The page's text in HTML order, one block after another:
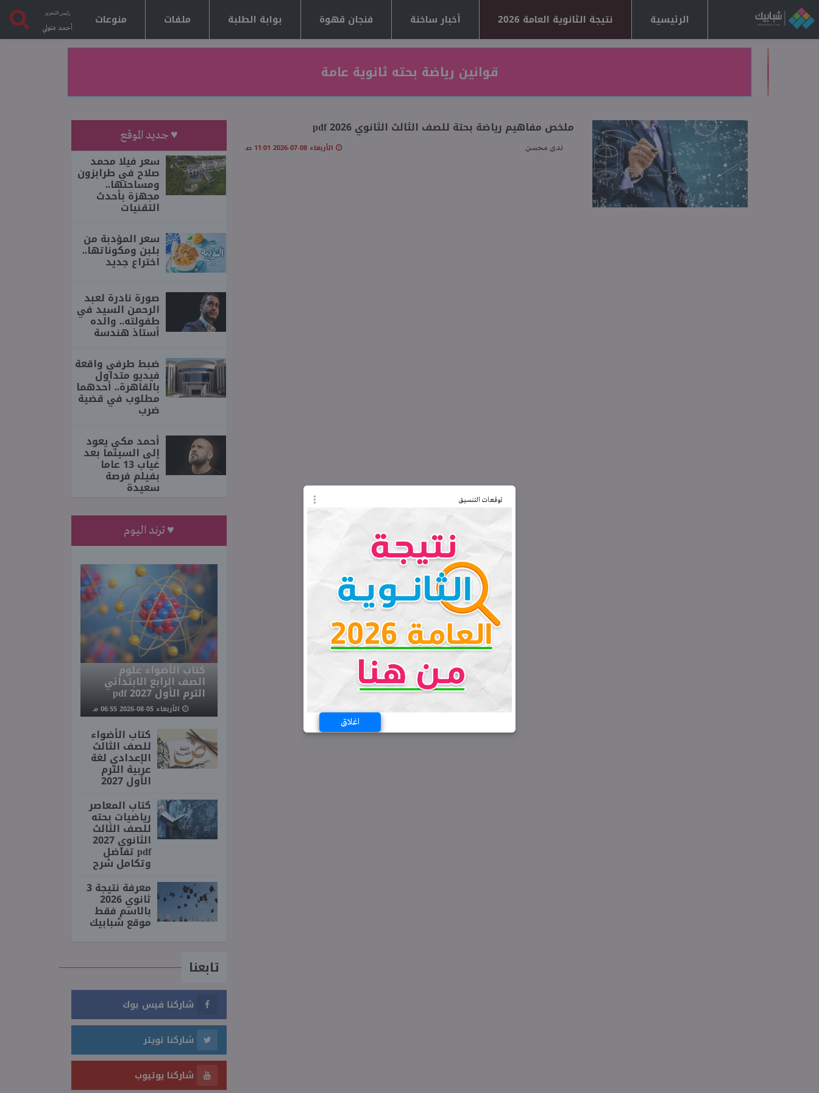
توقعات التنسيق
اغلاق
الرئيسية نتيجة الثانوية العامة 2026 أخبار ساخنة فنجان قهوة بوابة الطلبة ملفات منوعات رئيس التحرير
أحمد متولي
قوانين رياضة بحته ثانوية عامة
ملخص مفاهيم رياضة بحتة للصف الثالث الثانوي 2026 pdf
ندى محسن الأربعاء 08-07-2026 11:01 صـ
♥ جديد الموقع
سعر فيلا محمد
صلاح في طرابزون
ومساحتها..
مجهزة بأحدث
التقنيات
سعر المؤدبة من
بلبن ومكوناتها..
اختراع جديد
صورة نادرة لعبد
الرحمن السيد في
طفولته.. والده
أستاذ هندسة
ضبط طرفي واقعة
فيديو متداول
بالقاهرة.. أحدهما
مطلوب في قضية
ضرب
أحمد مكي يعود
إلى السينما بعد
غياب 13 عاما
بفيلم فرصة
سعيدة
♥ ترند اليوم
كتاب الأضواء علوم
الصف الرابع الابتدائي
الترم الأول 2027 pdf
الأربعاء 05-08-2026 06:55 مـ
كتاب الأضواء
للصف الثالث
الإعدادي لغة
عربية الترم
الأول 2027
كتاب المعاصر
رياضيات بحته
للصف الثالث
الثانوي 2027
pdf تفاضل
وتكامل شرح
معرفة نتيجة 3
ثانوي 2026
بالاسم فقط
موقع شبابيك
تابعنا
شاركنا فيس بوك
شاركنا تويتر
شاركنا يوتيوب